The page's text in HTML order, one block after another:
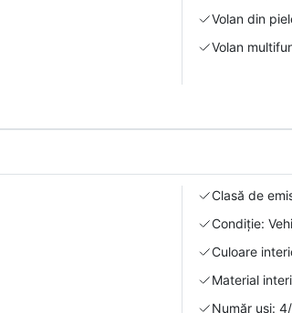
Volan din
Volan
Clasă de
Condiție:
Culoare
Material
Număr uși: